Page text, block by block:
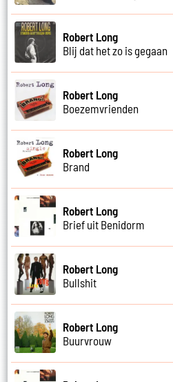
Robert Long
Blij dat het zo is gegaan
Robert Long
Boezemvrienden
Robert Long
Brand
Robert Long
Brief uit Benidorm
Robert Long
Bullshit
Robert Long
Buurvrouw